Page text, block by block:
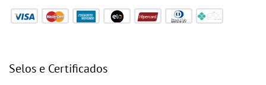
Selos e Certificados